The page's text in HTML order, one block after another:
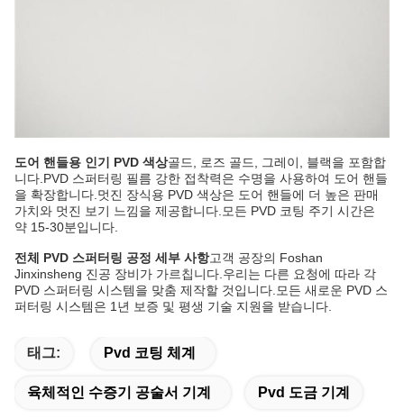
도어 핸들용 인기 PVD 색상골드, 로즈 골드, 그레이, 블랙을 포함합
니다.PVD 스퍼터링 필름 강한 접착력은 수명을 사용하여 도어 핸들
을 확장합니다.멋진 장식용 PVD 색상은 도어 핸들에 더 높은 판매
가치와 멋진 보기 느낌을 제공합니다.모든 PVD 코팅 주기 시간은
약 15-30분입니다.
전체 PVD 스퍼터링 공정 세부 사항고객 공장의 Foshan
Jinxinsheng 진공 장비가 가르칩니다.우리는 다른 요청에 따라 각
PVD 스퍼터링 시스템을 맞춤 제작할 것입니다.모든 새로운 PVD 스
퍼터링 시스템은 1년 보증 및 평생 기술 지원을 받습니다.
태그: Pvd 코팅 체계
육체적인 수증기 공술서 기계 Pvd 도금 기계